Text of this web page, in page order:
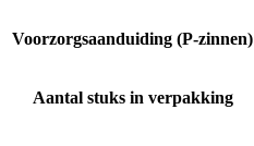
Voorzorgsaanduiding (P-zinnen)
Aantal stuks in verpakking